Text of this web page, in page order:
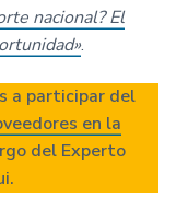
nacional? El
.
a participar del
en la
del Experto